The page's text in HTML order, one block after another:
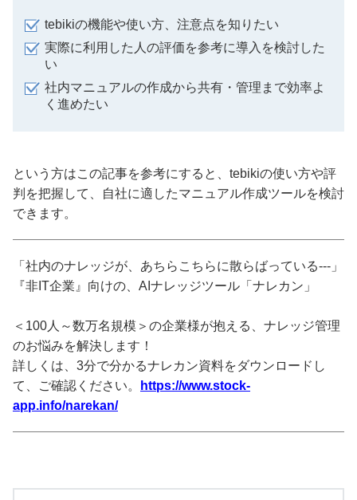
tebikiの機能や使い方、注意点を知りたい
実際に利用した人の評価を参考に導入を検討した
い
社内マニュアルの作成から共有・管理まで効率よ
く進めたい
という方はこの記事を参考にすると、tebikiの使い方や評
判を把握して、自社に適したマニュアル作成ツールを検討
できます。
「社内のナレッジが、あちらこちらに散らばっている---」
『非IT企業』向けの、AIナレッジツール「ナレカン」
＜100人～数万名規模＞の企業様が抱える、ナレッジ管理
のお悩みを解決します！
詳しくは、3分で分かるナレカン資料をダウンロードし
て、ご確認ください。
https://www.stock-
app.info/narekan/